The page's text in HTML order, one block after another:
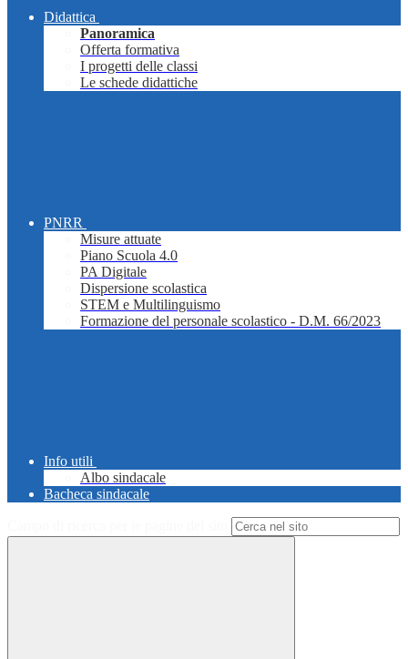
Didattica
Panoramica
Offerta formativa
I progetti delle classi
Le schede didattiche
PNRR
Misure attuate
Piano Scuola 4.0
PA Digitale
Dispersione scolastica
STEM e Multilinguismo
Formazione del personale scolastico - D.M. 66/2023
Info utili
Albo sindacale
Bacheca sindacale